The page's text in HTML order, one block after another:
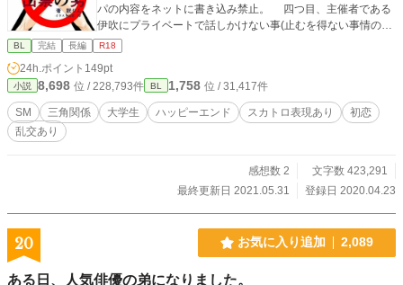
パの内容をネットに書き込み禁止。 四つ目、主催者である
伊吹にプライベートで話しかけない事(止むを得ない事情の場
合以外) このルールを犯した者は出禁となり、厳しい罰を受
けなければならない。 今まで誰一人この罰を受ける者はい
なかったのだが、運営を始めてから二年、初めてこのルール
を犯す者が現れた。 乱交パーティーに初参加した翠だ。
伊吹はSMショーで罰を与えた。初心者にとって厳しいプレイ
をするも、翠はまたルールを犯す。 二度目のSMショーで
ショーを開催し、収益を得た方が良いだろうと考えた伊吹
は、翠をキャストにする事に。 伊吹の幼馴染みの瑞希もキ
瑞希を先に助けた事から三人の関係は変わっていく。 健気
攻めの翠×ドMリバの伊吹×ドS受け瑞希。 恋愛初心者達の
BL 完結 長編 R18
24h.ポイント 149pt
小説 8,698 位 / 228,793件 BL 1,758 位 / 31,417件
SM 三角関係 大学生 ハッピーエンド スカトロ表現あり
初恋
乱交あり
感想数 2
文字数 423,291
最終更新日 2021.05.31
登録日 2020.04.23
20 お気に入り追加 2,089
ある日、人気俳優の弟になりました。